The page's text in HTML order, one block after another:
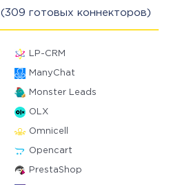
(309 готовых коннекторов)
LP-CRM
ManyChat
Monster Leads
OLX
Omnicell
Opencart
PrestaShop